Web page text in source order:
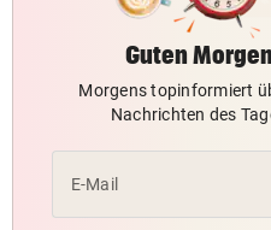
Guten
Morgens topinformiert
Nachrichten des
E-Mail